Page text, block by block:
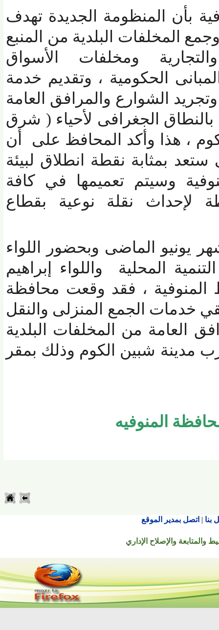
بأن المنظومة الجديدة تهدف
المخلفات البلدية من المنبع
ومخلفات الأسواق
الحكومية ، وتقديم خدمة
الشوارع والمرافق العامة
الجغرافى لأحياء ( شرق
، هذا وأكد المحافظ على أن
بمثابة نقطة انطلاق لبيئة
وسيتم تعميمها في كافة
نقلة نوعية بقطاع
يونيو الماضى وبحضور اللواء
المحلية واللواء إبراهيم
، فقد وقعت محافظة
خدمات الجمع المنزلى والنقل
العامة من المخلفات البلدية
شبين الكوم وذلك بمقر
المنوفيه
| اتصل بمدير الموقع
والإصلاح الإداري